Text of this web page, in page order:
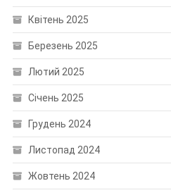
Квітень 2025
Березень 2025
Лютий 2025
Січень 2025
Грудень 2024
Листопад 2024
Жовтень 2024